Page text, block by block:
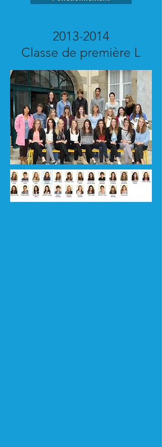
2013-2014
Classe de première L